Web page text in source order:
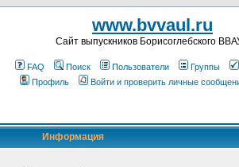
www.bvvaul.ru
Cайт выпускников Борисоглебского
FAQ Поиск Пользователи Группы
Профиль
Войти и проверить личные
Информация